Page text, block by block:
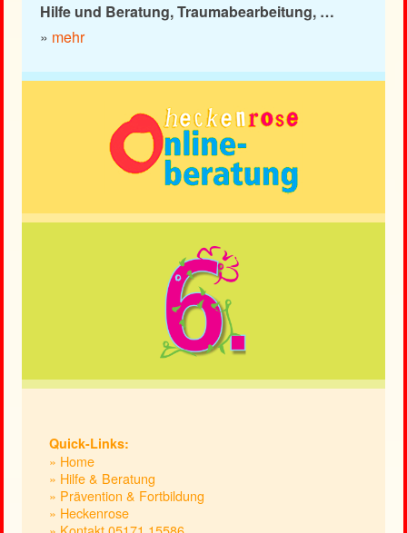
Hilfe und Beratung, Traumabearbeitung, …
» mehr
Quick-Links:
» Home
» Hilfe & Beratung
» Prävention & Fortbildung
» Heckenrose